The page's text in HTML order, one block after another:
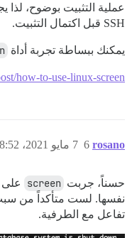
عملية التثبيت بوضوح،
SSH قبل اكتمال التثبيت.
يمكنك ببساطة تجربة أداة
how-to-use-linux-screen/
rosano 7 مايو 2021، 8:52م 6
حسناً، جربت screen
تفاعل مع الطرفية.